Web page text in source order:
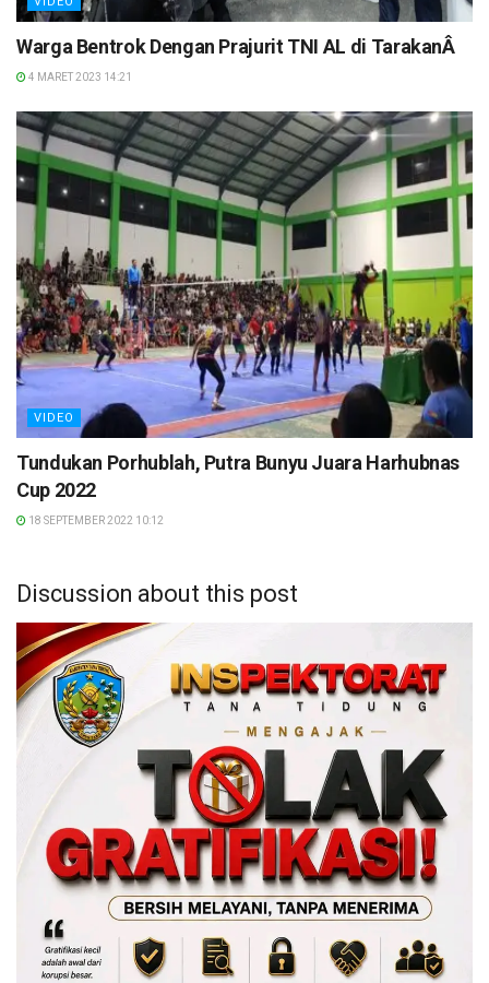
Warga Bentrok Dengan Prajurit TNI AL di TarakanÂ
4 MARET 2023 14:21
VIDEO
Tundukan Porhublah, Putra Bunyu Juara Harhubnas
Cup 2022
18 SEPTEMBER 2022 10:12
Discussion about this post